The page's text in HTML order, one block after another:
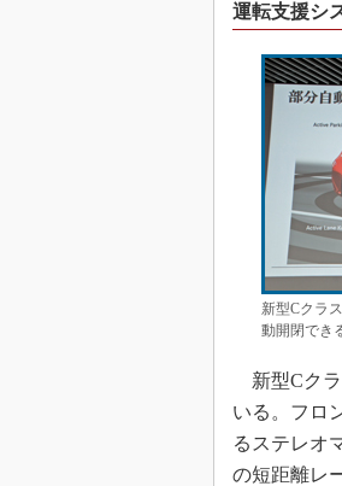
運転支援シ
新型Cクラ
動開閉でき
新型Cクラ
いる。フロ
るステレオ
の短距離レ